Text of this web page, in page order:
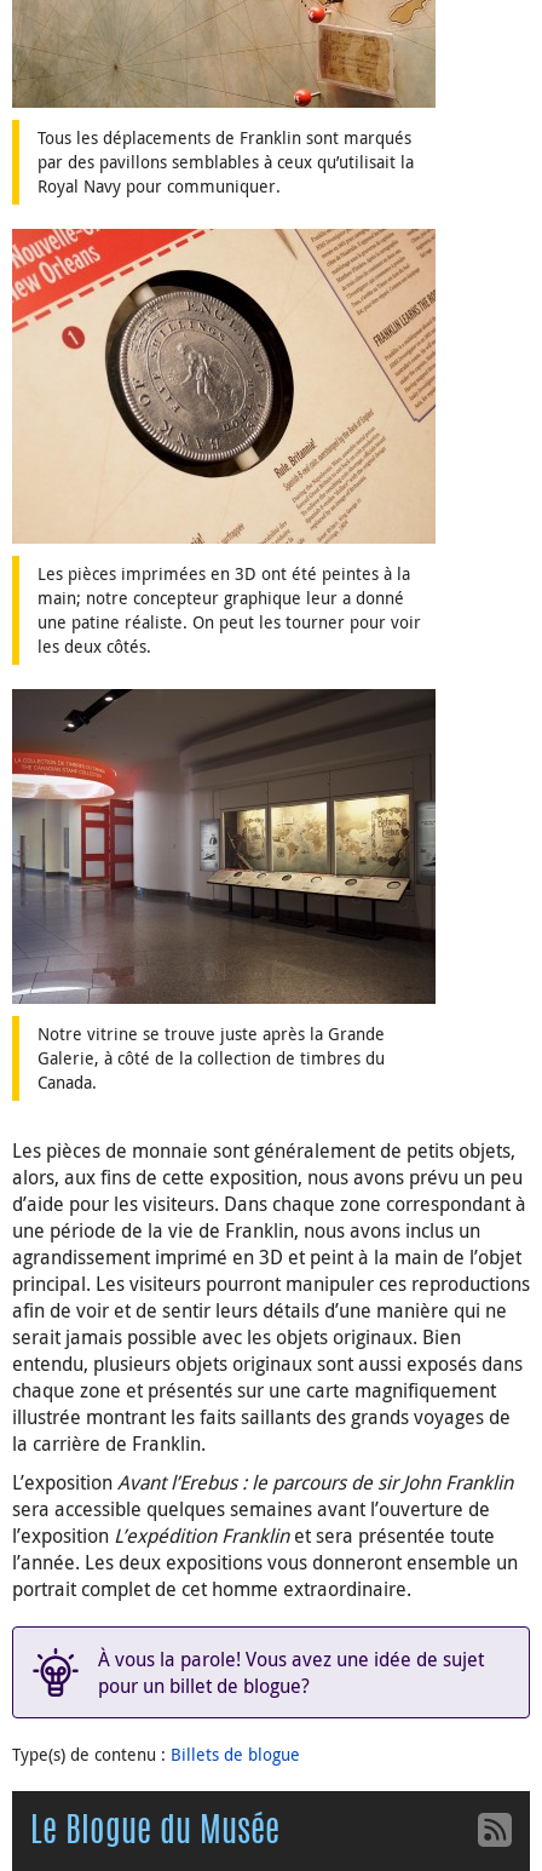
Tous les déplacements de Franklin sont marqués
par des pavillons semblables à ceux qu’utilisait la
Royal Navy pour communiquer.
Les pièces imprimées en 3D ont été peintes à la
main; notre concepteur graphique leur a donné
une patine réaliste. On peut les tourner pour voir
les deux côtés.
Notre vitrine se trouve juste après la Grande
Galerie, à côté de la collection de timbres du
Canada.
Les pièces de monnaie sont généralement de petits objets,
alors, aux fins de cette exposition, nous avons prévu un peu
d’aide pour les visiteurs. Dans chaque zone correspondant à
une période de la vie de Franklin, nous avons inclus un
agrandissement imprimé en 3D et peint à la main de l’objet
principal. Les visiteurs pourront manipuler ces reproductions
afin de voir et de sentir leurs détails d’une manière qui ne
serait jamais possible avec les objets originaux. Bien
entendu, plusieurs objets originaux sont aussi exposés dans
chaque zone et présentés sur une carte magnifiquement
illustrée montrant les faits saillants des grands voyages de
la carrière de Franklin.
L’expositionAvant l’Erebus : le parcours de sir John Franklin
sera accessible quelques semaines avant l’ouverture de
l’exposition L’expédition Franklinet sera présentée toute
l’année. Les deux expositions vous donneront ensemble un
portrait complet de cet homme extraordinaire.
À vous la parole! Vous avez une idée de sujet
pour un billet de blogue?
Type(s) de contenu : Billets de blogue
Le Blogue du Musée